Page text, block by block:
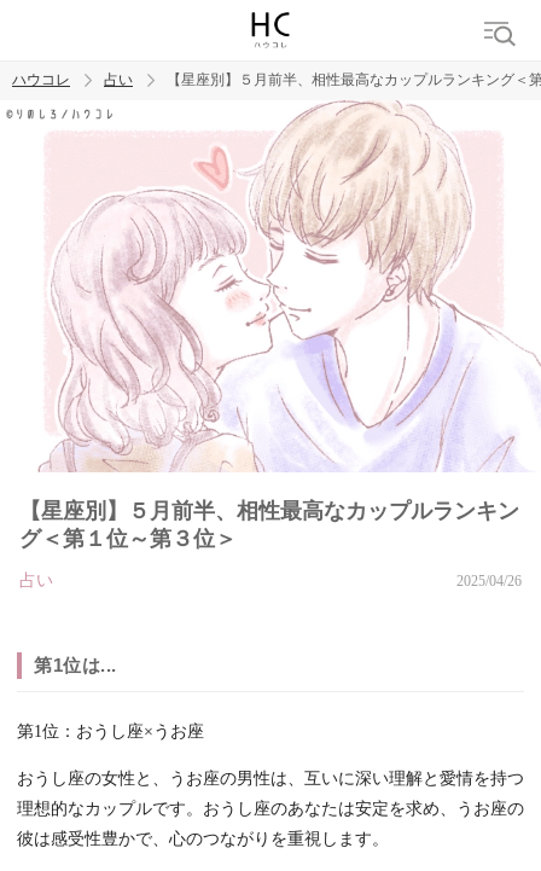
トレンド ワード
ハウコレ 占い 【星座別】５月前半、相性最高なカップルランキング＜
【星座別】５月前半、相性最高なカップルランキン
グ＜第１位～第３位＞
占い 2025/04/26
第1位は...
第1位：おうし座×うお座
おうし座の女性と、うお座の男性は、互いに深い理解と愛情を持つ
理想的なカップルです。おうし座のあなたは安定を求め、うお座の
彼は感受性豊かで、心のつながりを重視します。